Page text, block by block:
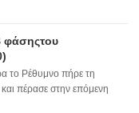
φάσηςτου
το Ρέθυμνο πήρε τη
πέρασε στην επόμενη